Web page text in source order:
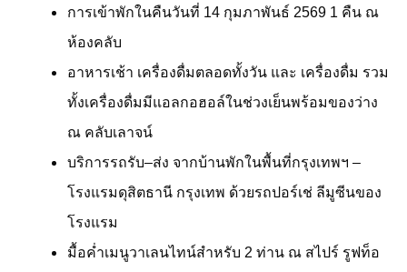
การเข้าพักในคืนวันที่ 14 กุมภาพันธ์ 2569 1 คืน ณ
ห้องคลับ
อาหารเช้า เครื่องดื่มตลอดทั้งวัน และ เครื่องดื่ม รวม
ทั้งเครื่องดื่มมีแอลกอฮอล์ในช่วงเย็นพร้อมของว่าง
ณ คลับเลาจน์
บริการรถรับ–ส่ง จากบ้านพักในพื้นที่กรุงเทพฯ –
โรงแรมดุสิตธานี กรุงเทพ ด้วยรถปอร์เช่ ลีมูซีนของ
โรงแรม
มื้อค่ำเมนูวาเลนไทน์สำหรับ 2 ท่าน ณ สไปร์ รูฟท็อ